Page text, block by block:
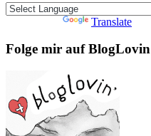
Translate
Folge mir auf BlogLovin